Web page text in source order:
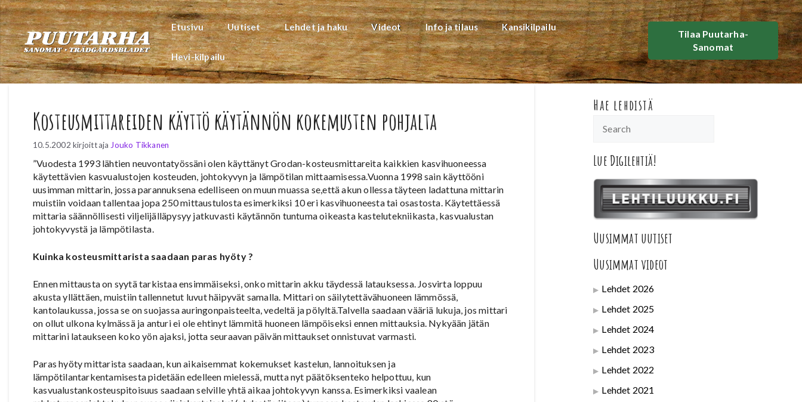
Siirry
sisältöön
Etusivu Uutiset Lehdet ja haku Videot Info ja tilaus Kansikilpailu
Hevi-kilpailu
Tilaa Puutarha-
Sanomat
Kosteusmittareiden käyttö käytännön kokemusten pohjalta
10.5.2002 kirjoittaja Jouko Tikkanen
”Vuodesta 1993 lähtien neuvontatyössäni olen käyttänyt Grodan-kosteusmittareita kaikkien kasvihuoneessa
käytettävien kasvualustojen kosteuden, johtokyvyn ja lämpötilan mittaamisessa.Vuonna 1998 sain käyttööni
uusimman mittarin, jossa parannuksena edelliseen on muun muassa se,että akun ollessa täyteen ladattuna mittarin
muistiin voidaan tallentaa jopa 250 mittaustulosta esimerkiksi 10 eri kasvihuoneesta tai osastosta. Käytettäessä
mittaria säännöllisesti viljelijälläpysyy jatkuvasti käytännön tuntuma oikeasta kastelutekniikasta, kasvualustan
johtokyvystä ja lämpötilasta.
Kuinka kosteusmittarista saadaan paras hyöty ?
Ennen mittausta on syytä tarkistaa ensimmäiseksi, onko mittarin akku täydessä latauksessa. Josvirta loppuu
akusta yllättäen, muistiin tallennetut luvut häipyvät samalla. Mittari on säilytettävähuoneen lämmössä,
kantolaukussa, jossa se on suojassa auringonpaisteelta, vedeltä ja pölyltä.Talvella saadaan vääriä lukuja, jos mittari
on ollut ulkona kylmässä ja anturi ei ole ehtinyt lämmitä huoneen lämpöiseksi ennen mittauksia. Nykyään jätän
mittarini lataukseen koko yön ajaksi, jotta seuraavan päivän mittaukset onnistuvat varmasti.
Paras hyöty mittarista saadaan, kun aikaisemmat kokemukset kastelun, lannoituksen ja
lämpötilantarkentamisesta pidetään edelleen mielessä, mutta nyt päätöksenteko helpottuu, kun
kasvualustankosteuspitoisuus saadaan selville yhtä aikaa johtokyvyn kanssa. Esimerkiksi vaalean
Hae lehdistä
Lue Digilehtiä!
Uusimmat uutiset
Uusimmat videot
Lehdet 2026
Lehdet 2025
Lehdet 2024
Lehdet 2023
Lehdet 2022
Lehdet 2021